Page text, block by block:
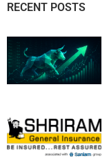
RECENT POSTS